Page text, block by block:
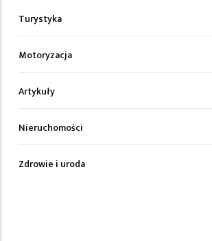
Turystyka
Motoryzacja
Artykuły
Nieruchomości
Zdrowie i uroda